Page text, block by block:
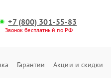
+7 (800) 301-55-83
Звонок бесплатный по РФ
Гарантии Акции и скидки